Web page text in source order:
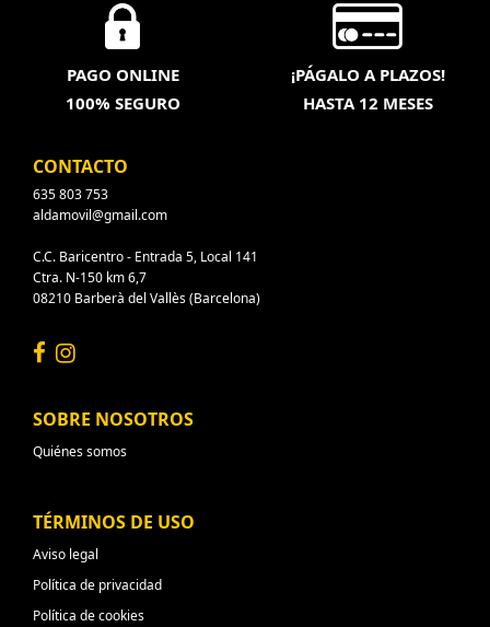
PAGO ONLINE
100% SEGURO
¡PÁGALO A PLAZOS!
HASTA 12 MESES
CONTACTO
635 803 753
aldamovil@gmail.com
C.C. Baricentro - Entrada 5, Local 141
Ctra. N-150 km 6,7
08210 Barberà del Vallès (Barcelona)
SOBRE NOSOTROS
Quiénes somos
TÉRMINOS DE USO
Aviso legal
Política de privacidad
Política de cookies